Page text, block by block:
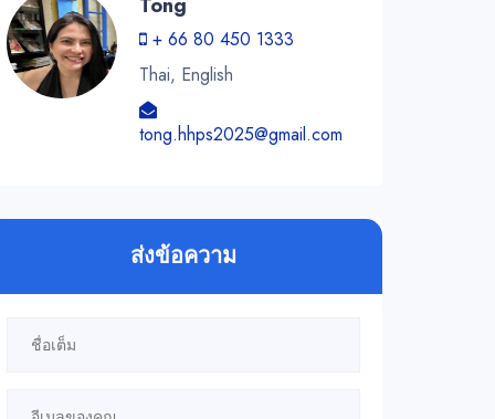
+ 66 80 450 1333
Thai, English
tong.hhps2025@gmail.com
ส่งข้อความ